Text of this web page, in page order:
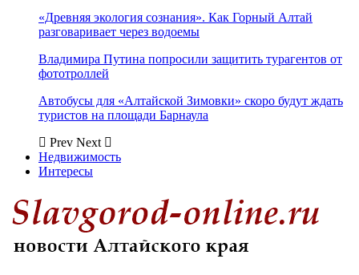
«Древняя экология сознания». Как Горный Алтай
разговаривает через водоемы
Владимира Путина попросили защитить турагентов от
фототроллей
Автобусы для «Алтайской Зимовки» скоро будут ждать
туристов на площади Барнаула
Prev Next
Недвижимость
Интересы